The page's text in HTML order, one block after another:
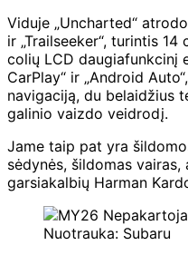
Viduje „Uncharted“
ir „Trailseeker“, turintis
colių LCD daugiafunkcinį
CarPlay“ ir „Android
navigaciją, du belaidžius
galinio vaizdo veidrodį.
Jame taip pat yra
sėdynės, šildomas
garsiakalbių Harman
Nuotrauka: Subaru